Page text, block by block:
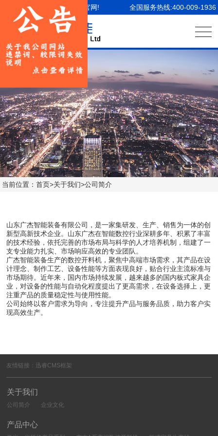
欢迎访问山东广杰智能装备官网! 全国服务热线:400-009-1936
当前位置：首页>关于我们>公司简介
山东广杰智能装备有限公司，是一家集研发、生产、销售为一体的创
新型高新技术企业。山东广杰在智能数控行业深耕多年、积累了丰富
的技术经验，依托完善的市场布局与科学的人才培养机制，组建了一
支专业能力扎实、市场响应高效的专业团队。
广杰智能装备生产的数控开料机，聚焦中高端市场需求，其产品在设
计理念、制作工艺、设备性能等方面表现良好，贴合行业主流标准与
市场期待。近年来，国内市场持续发展，越来越多的国内板式家具企
业，对设备的性能与自动化程度提出了更高需求，在设备选择上，更
注重产品的质量稳定性与使用性能。
公司始终以客户需求为导向，专注提升产品与服务品质，助力客户实
现高效生产。
友情链接： 迅睿CMS框架
关于我们
公司简介 企业文化
产品中心